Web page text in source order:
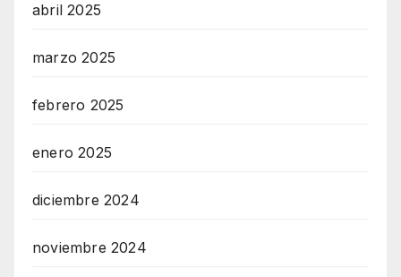
abril 2025
marzo 2025
febrero 2025
enero 2025
diciembre 2024
noviembre 2024